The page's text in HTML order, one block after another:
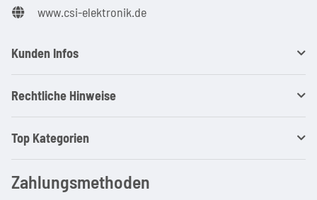
www.csi-elektronik.de
Kunden Infos
Rechtliche Hinweise
Top Kategorien
Zahlungsmethoden